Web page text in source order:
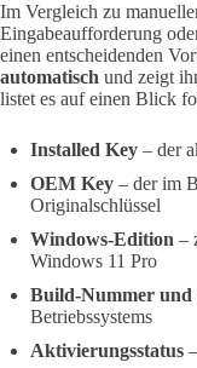
Im Vergleich zu
Eingabeaufforderung
einen entscheidenden
automatisch und zeigt
listet es auf einen Blick
Installed Key – der
OEM Key – der im
Originalschlüssel
Windows-Edition –
Windows 11 Pro
Build-Nummer und
Betriebssystems
Aktivierungsstatus